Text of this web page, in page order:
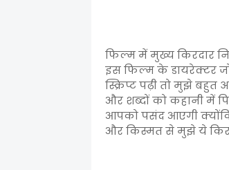
फिल्म में मुख्य किरदार
इस फिल्म के डायरेक्टर जो
स्क्रिप्ट पढ़ी तो मुझे बहुत
और शब्दों को कहानी में
आपको पसंद आएगी
और किस्मत से मुझे ये